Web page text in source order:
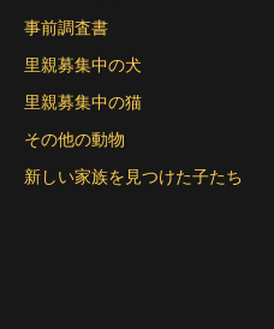
事前調査書
里親募集中の犬
里親募集中の猫
その他の動物
新しい家族を見つけた子たち